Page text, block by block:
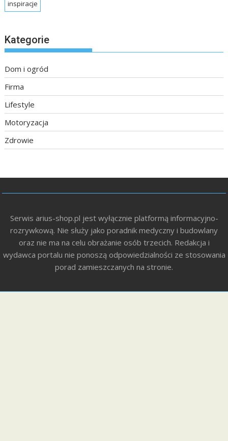
inspiracje
Kategorie
Dom i ogród
Firma
Lifestyle
Motoryzacja
Zdrowie
Serwis arius-shop.pl jest wyłącznie platformą informacyjno-
rozrywkową. Nie służy jako poradnik medyczny i budowlany
oraz nie ma na celu obrażanie osób trzecich. Redakcja i
wydawca portalu nie ponoszą odpowiedzialności ze stosowania
porad zamieszczanych na stronie.